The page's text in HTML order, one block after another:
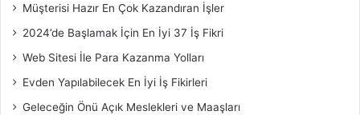
Müşterisi Hazır En Çok Kazandıran İşler
2024’de Başlamak İçin En İyi 37 İş Fikri
Web Sitesi İle Para Kazanma Yolları
Evden Yapılabilecek En İyi İş Fikirleri
Geleceğin Önü Açık Meslekleri ve Maaşları